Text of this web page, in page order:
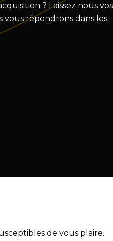
? Laissez nous vos
vous répondrons dans les
de vous plaire.